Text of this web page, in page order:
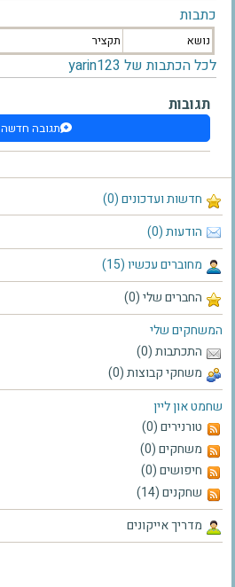
חדשות ועדכונים (0)
הודעות (0)
מחוברים עכשיו (15)
החברים שלי (0)
המשחקים שלי
התכתבות (0)
משחקי קבוצות (0)
שחמט און ליין
טורנירים (0)
משחקים (0)
חיפושים (0)
שחקנים (14)
מדריך אייקונים
כתבות
נושא תקציר
לכל הכתבות של yarin123
תגובות
תגובה חדשה